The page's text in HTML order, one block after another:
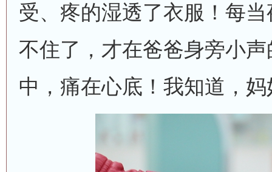
受、疼的湿透了衣服！每
不住了，才在爸爸身旁小
中，痛在心底！我知道，